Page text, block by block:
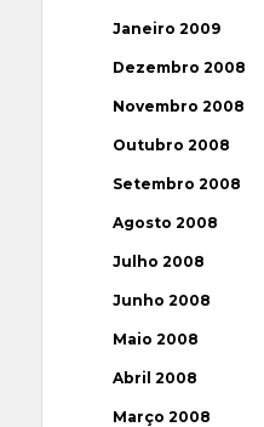
Janeiro 2009
Dezembro 2008
Novembro 2008
Outubro 2008
Setembro 2008
Agosto 2008
Julho 2008
Junho 2008
Maio 2008
Abril 2008
Março 2008